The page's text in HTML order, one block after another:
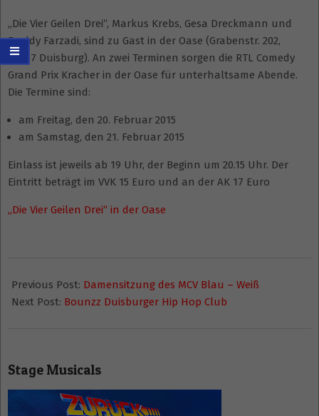
„Die Vier Geilen Drei“, Markus Krebs, Gesa Dreckmann und
Freddy Farzadi, sind zu Gast in der Oase (Grabenstr. 202,
47057 Duisburg). An zwei Terminen sorgen die RTL Comedy
Grand Prix Kracher in der Oase für unterhaltsame Abende.
Die Termine sind:
am Freitag, den 20. Februar 2015
am Samstag, den 21. Februar 2015
Einlass ist jeweils ab 19 Uhr, der Beginn um 20.15 Uhr. Der
Eintritt beträgt im VVK 15 Euro und an der AK 17 Euro
„Die Vier Geilen Drei“ in der Oase
01-
08
Previous Post: Damensitzung des MCV Blau – Weiß
Next Post: Bounzz Duisburger Hip Hop Club
Stage Musicals